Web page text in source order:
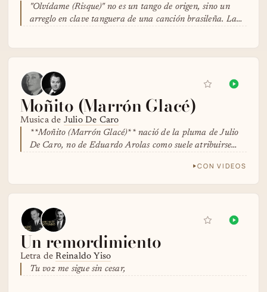
"Olvídame (Risque)" no es un tango de origen, sino un
arreglo en clave tanguera de una canción brasileña. La…
Moñito (Marrón Glacé)
Musica de Julio De Caro
**Moñito (Marrón Glacé)** nació de la pluma de Julio
De Caro, no de Eduardo Arolas como suele atribuirse…
CON VIDEOS
Un remordimiento
Letra deReinaldo Yiso
Tu voz me sigue sin cesar,